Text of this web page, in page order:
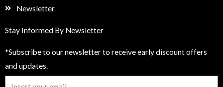
Newsletter
Stay Informed By Newsletter
*Subscribe to our newsletter to receive early discount offers
and updates.
Email